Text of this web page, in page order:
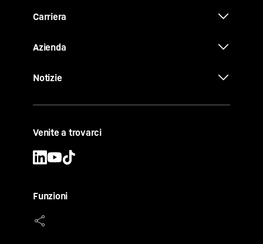
Carriera
Azienda
Notizie
Venite a trovarci
Funzioni